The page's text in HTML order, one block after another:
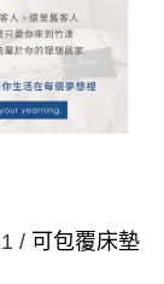
/ 可包覆床墊